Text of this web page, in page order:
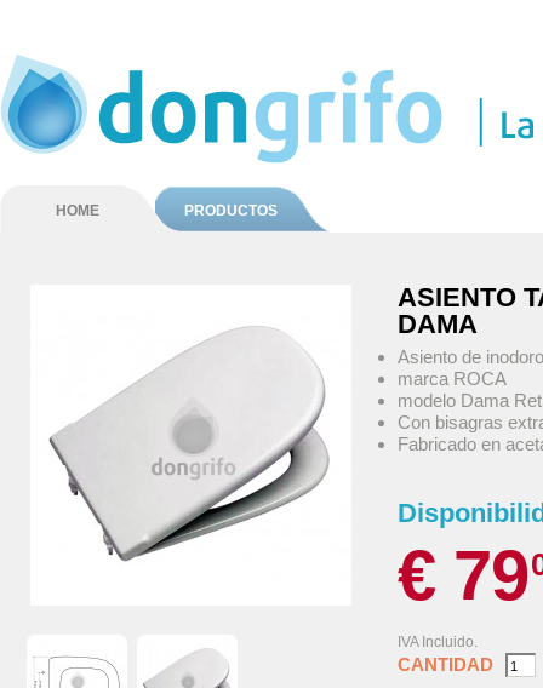
HOME PRODUCTOS
ASIENTO
DAMA
Asiento de
marca ROCA
modelo Dama
Con bisagras
Fabricado en
€ 79
IVA Incluido.
CANTIDAD